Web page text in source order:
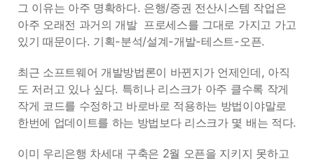
그 이유는 아주 명확하다. 은행/증권 전산시스템 작업은
아주 오래전 과거의 개발 프로세스를 그대로 가지고 가고
있기 때문이다. 기획-분석/설계-개발-테스트-오픈.
최근 소프트웨어 개발방법론이 바뀐지가 언제인데, 아직
도 저러고 있나 싶다. 특히나 리스크가 아주 클수록 작게
작게 코드를 수정하고 바로바로 적용하는 방법이야말로
한번에 업데이트를 하는 방법보다 리스크가 몇 배는 적다.
이미 우리은행 차세대 구축은 2월 오픈을 지키지 못하고